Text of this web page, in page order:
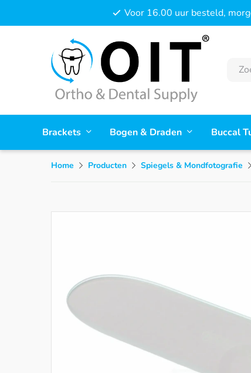
Voor 16.00 uur besteld,
Brackets Bogen & Draden Buccal
Home Producten Spiegels & Mondfotografie